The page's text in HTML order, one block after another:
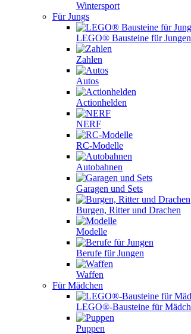
Wintersport
Für Jungs
LEGO® Bausteine für Jungen
Zahlen
Autos
Actionhelden
NERF
RC-Modelle
Autobahnen
Garagen und Sets
Burgen, Ritter und Drachen
Modelle
Berufe für Jungen
Waffen
Für Mädchen
LEGO®-Bausteine für
Puppen